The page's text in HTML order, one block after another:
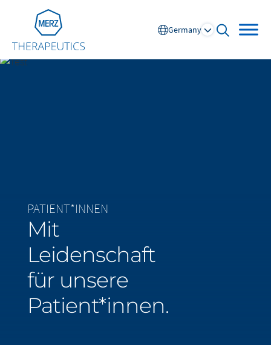
Go to Homepage
Germany
France
Germany
Netherlands
UK and Ireland
Middle East
PATIENT*INNEN
Mit
Leidenschaft
für unsere
Patient*innen.